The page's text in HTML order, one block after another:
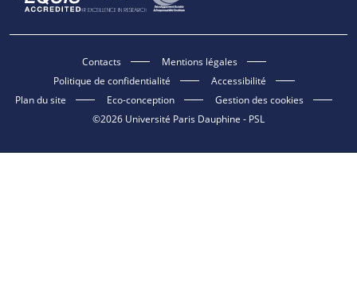
Contacts
Mentions légales
Politique de confidentialité
Accessibilité
Plan du site
Eco-conception
Gestion des cookies
©2026 Université Paris Dauphine - PSL